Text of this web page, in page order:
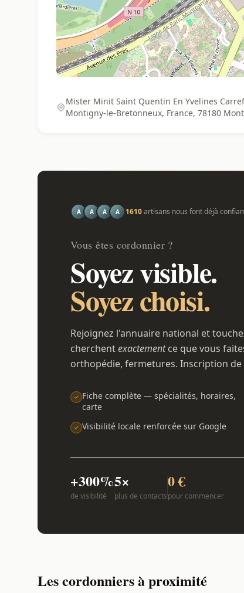
Mister Minit Saint Quentin En Yvelines
Montigny-le-Bretonneux, France, 78180
A A A A 1610artisans nous font déjà
Vous êtes cordonnier ?
Soyez visible.
Soyez choisi.
Rejoignez l'annuaire national et
cherchentexactementce que vous
orthopédie, fermetures. Inscription
Fiche complète — spécialités, horaires,
carte
Visibilité locale renforcée sur Google
+300%
de visibilité
5×
plus de contacts
0 €
pour commencer
Les cordonniers à proximité